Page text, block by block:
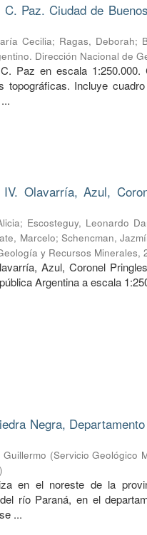
Paz. Ciudad de
Cecilia; Ragas, Deborah;
Dirección Nacional de
Paz en escala 1:250.000.
topográficas. Incluye
Olavarría, Azul,
; Escosteguy, Leonardo
Marcelo; Schencman,
y Recursos Minerales,
Azul, Coronel
Argentina a escala
Negra,
(Servicio Geológico
)
en el noreste de la
río Paraná, en el
...